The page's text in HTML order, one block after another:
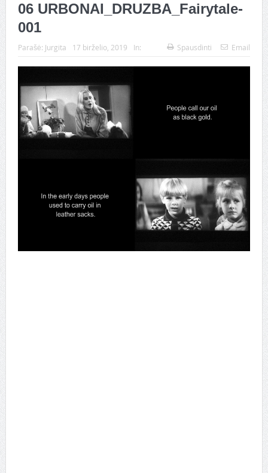
06 URBONAI_DRUZBA_Fairytale-
001
Parašė: Jurgita 17 birželio, 2019 In: Spausdinti Email